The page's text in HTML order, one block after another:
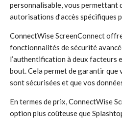
personnalisable, vous permettant
autorisations d’accès spécifiques
ConnectWise ScreenConnect
fonctionnalités de sécurité
l’authentification à deux facteurs
bout. Cela permet de garantir que
sont sécurisées et que vos
En termes de prix, ConnectWise
option plus coûteuse que